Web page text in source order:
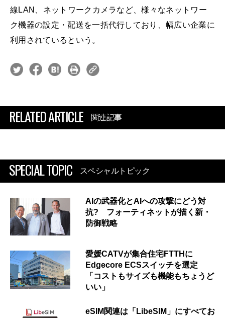
線LAN、ネットワークカメラなど、様々なネットワー
ク機器の設定・配送を一括代行しており、幅広い企業に
利用されているという。
RELATED ARTICLE 関連記事
SPECIAL TOPIC スペシャルトピック
AIの武器化とAIへの攻撃にどう対
抗? フォーティネットが描く新・
防御戦略
愛媛CATVが集合住宅FTTHに
Edgecore ECSスイッチを選定
「コストもサイズも機能もちょうど
いい」
eSIM関連は「LibeSIM」にすべてお